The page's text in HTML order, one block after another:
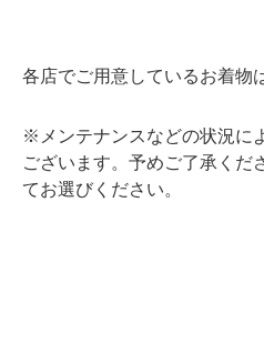
各店でご用意しているお着物
※メンテナンスなどの状況に
ございます。予めご了承くだ
てお選びください。